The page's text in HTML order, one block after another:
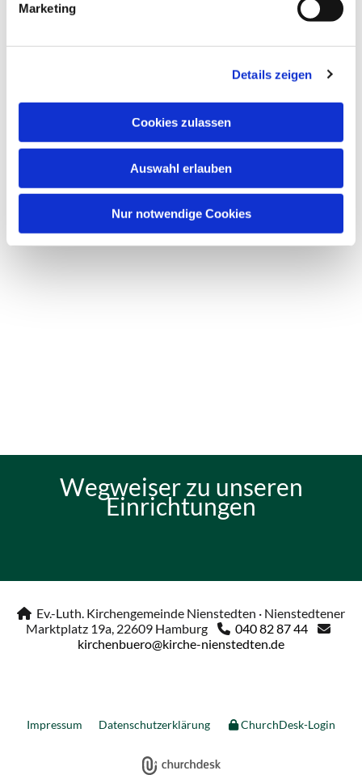
Marketing
Details zeigen
Cookies zulassen
Auswahl erlauben
Nur notwendige Cookies
Dies könnte Sie auch interessieren
Wegweiser zu unseren
Einrichtungen
 Ev.-Luth. Kirchengemeinde Nienstedten · Nienstedtener
Marktplatz 19a, 22609 Hamburg
 040 82 87 44 
kirchenbuero@kirche-nienstedten.de
Impressum Datenschutzerklärung ChurchDesk-Login